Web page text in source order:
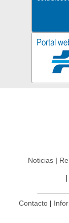
Noticias
Contacto